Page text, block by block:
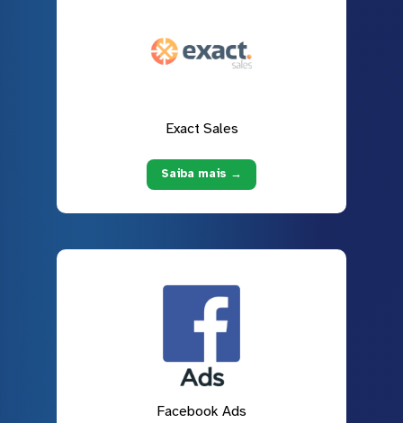
Exact Sales
Saiba mais →
Facebook Ads